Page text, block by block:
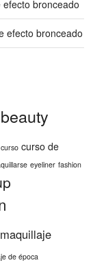
bronceado
efecto bronceado
beauty
curso curso de
eyeliner fashion
maquillaje
de época